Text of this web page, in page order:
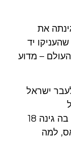
את
שהעניקו יד
– מדוע
ישראל
האו"ם לזכויות אדם קיים ישיבת חירום בה גינה 18
חמאס, למה